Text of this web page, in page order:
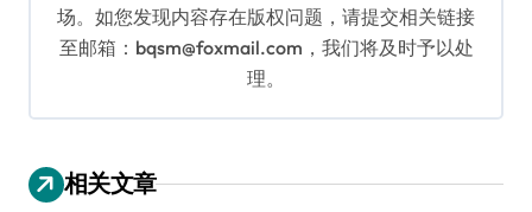
场。如您发现内容存在版权问题，请提交相关链接
至邮箱：bqsm@foxmail.com，我们将及时予以处
理。
相关文章